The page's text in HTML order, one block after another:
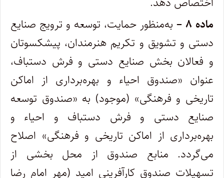
ماده ۸ –
به‌منظور حمایت، توسعه و ترویج صنایع
دستی و تشویق و تکریم هنرمندان، پیشکسوتان
و فعالان بخش صنایع دستی و فرش دستباف،
عنوان «صندوق احیاء و بهره‌برداری از اماکن
تاریخی و فرهنگی» (موجود) به «صندوق توسعه
صنایع دستی و فرش دستباف و احیاء و
بهره‌برداری از اماکن تاریخی و فرهنگی» اصلاح
می‌گردد. منابع صندوق از محل بخشی از
تسهیلات صندوق کارآفرینی امید (مهر امام رضا